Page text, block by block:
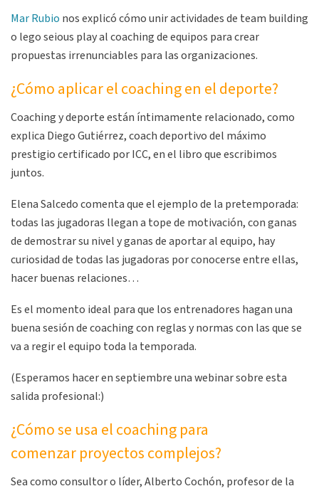
Mar Rubio nos explicó cómo unir actividades de team building
o lego seious play al coaching de equipos para crear
propuestas irrenunciables para las organizaciones.
¿Cómo aplicar el coaching en el deporte?
Coaching y deporte están íntimamente relacionado, como
explica Diego Gutiérrez, coach deportivo del máximo
prestigio certificado por ICC, en el libro que escribimos
juntos.
Elena Salcedo comenta que el ejemplo de la pretemporada:
todas las jugadoras llegan a tope de motivación, con ganas
de demostrar su nivel y ganas de aportar al equipo, hay
curiosidad de todas las jugadoras por conocerse entre ellas,
hacer buenas relaciones…
Es el momento ideal para que los entrenadores hagan una
buena sesión de coaching con reglas y normas con las que se
va a regir el equipo toda la temporada.
(Esperamos hacer en septiembre una webinar sobre esta
salida profesional:)
¿Cómo se usa el coaching para
comenzar proyectos complejos?
Sea como consultor o líder, Alberto Cochón, profesor de la